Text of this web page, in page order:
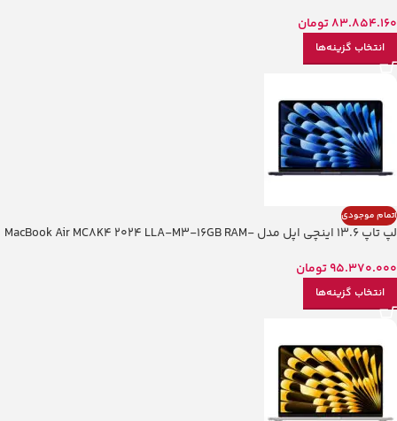
83.854.160تومان
انتخاب گزینه‌ها
اتمام موجودی
لپ تاپ 13.6 اینچی اپل مدل MacBook Air MC8K4 2024 LLA-M3-16GB RAM-
95.370.000تومان
انتخاب گزینه‌ها